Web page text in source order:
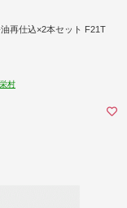
再仕込×2本セット F21T
村